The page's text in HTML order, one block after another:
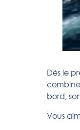
Dès le
bord,
Vous